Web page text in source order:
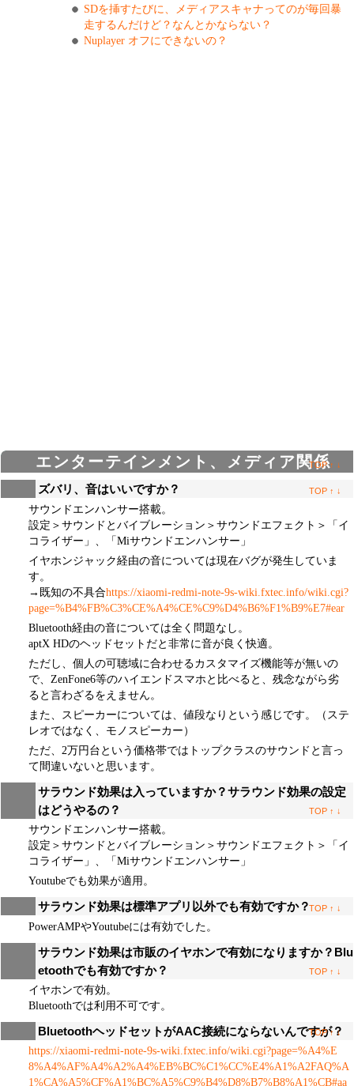
SDを挿すたびに、メディアスキャナってのが毎回暴
走するんだけど？なんとかならない？
Nuplayer オフにできないの？
エンターテインメント、メディア関係
TOP ↑ ↓
ズバリ、音はいいですか？ TOP ↑ ↓
サウンドエンハンサー搭載。
設定＞サウンドとバイブレーション＞サウンドエフェクト＞「イ
コライザー」、「Miサウンドエンハンサー」
イヤホンジャック経由の音については現在バグが発生していま
す。
→既知の不具合https://xiaomi-redmi-note-9s-wiki.fxtec.info/wiki.cgi?
page=%B4%FB%C3%CE%A4%CE%C9%D4%B6%F1%B9%E7#ear
Bluetooth経由の音については全く問題なし。
aptX HDのヘッドセットだと非常に音が良く快適。
ただし、個人の可聴域に合わせるカスタマイズ機能等が無いの
で、ZenFone6等のハイエンドスマホと比べると、残念ながら劣
ると言わざるをえません。
また、スピーカーについては、値段なりという感じです。（ステ
レオではなく、モノスピーカー）
ただ、2万円台という価格帯ではトップクラスのサウンドと言っ
て間違いないと思います。
サラウンド効果は入っていますか？サラウンド効果の設定
はどうやるの？
TOP ↑ ↓
サウンドエンハンサー搭載。
設定＞サウンドとバイブレーション＞サウンドエフェクト＞「イ
コライザー」、「Miサウンドエンハンサー」
Youtubeでも効果が適用。
サラウンド効果は標準アプリ以外でも有効ですか？TOP ↑ ↓
PowerAMPやYoutubeには有効でした。
サラウンド効果は市販のイヤホンで有効になりますか？Blu
etoothでも有効ですか？
TOP ↑ ↓
イヤホンで有効。
Bluetoothでは利用不可です。
BluetoothヘッドセットがAAC接続にならないんですが？
TOP ↑ ↓
https://xiaomi-redmi-note-9s-wiki.fxtec.info/wiki.cgi?page=%A4%E
8%A4%AF%A4%A2%A4%EB%BC%C1%CC%E4%A1%A2FAQ%A
1%CA%A5%CF%A1%BC%A5%C9%B4%D8%B7%B8%A1%CB#aa